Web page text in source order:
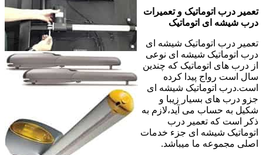
تعمیر درب اتوماتیک و تعمیرات
درب شیشه ای اتوماتیک
تعمیر درب اتوماتیک شیشه ای
درب اتوماتیک شیشه ای نوعی
از درب های اتوماتیک که چندین
سال است رواج پیدا کرده
است.درب اتوماتیک شیشه ای
جزو درب های بسیار زیبا و
شکیل به حساب می آید،لازم به
ذکر است که تعمیر درب
اتوماتیک شیشه ای جزء خدمات
اصلی مجموعه ما میباشد.